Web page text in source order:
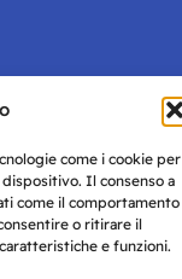
come i cookie per
Il consenso a
come il comportamento
o ritirare il
e funzioni.